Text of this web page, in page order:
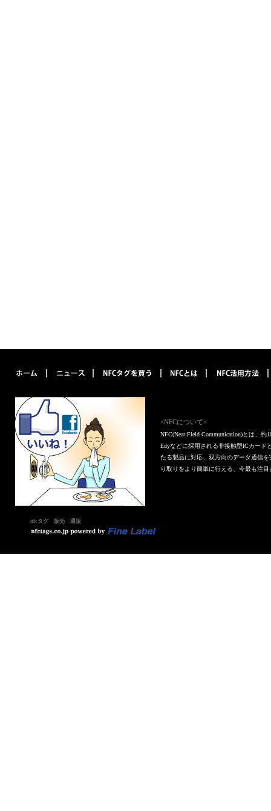
<NFCについて>
NFC(Near Field Communication)とは、
Edyなどに採用される非接触型ICカード
たる製品に対応、双方向のデータ通信
り取りをより簡単に行える、今最も注
nfcタグ 販売 通販